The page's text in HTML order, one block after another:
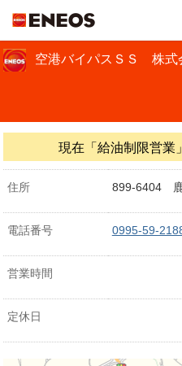
空港バイパスＳＳ 株式
現在「給油制限営業
住所 899-6404 鹿
電話番号 0995-59-
営業時間
定休日